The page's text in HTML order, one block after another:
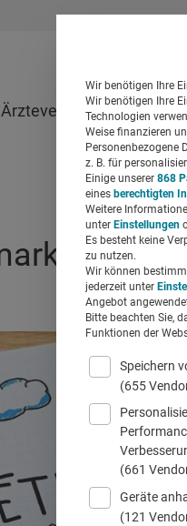
Wir benötigen Ihre
Wir benötigen Ihre
Technologien
Weise finanzieren
Personenbezogene
z. B. für
Einige unserer 868
eines berechtigten
Weitere
unter Einstellungen
Es besteht keine
zu nutzen.
Wir können
jederzeit unter
Angebot
Bitte beachten Sie,
Funktionen der
Speichern
(655
(661
Geräte
(121